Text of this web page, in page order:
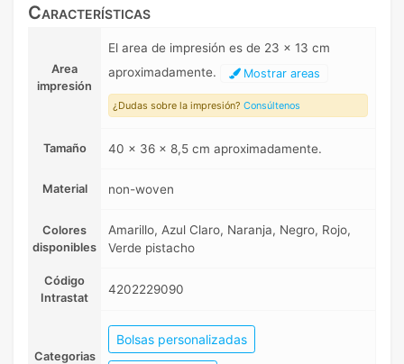
Características
Area
impresión
El area de impresión es de 23 x 13 cm
aproximadamente.
Mostrar areas
¿Dudas sobre la impresión? Consúltenos
Tamaño 40 x 36 x 8,5 cm aproximadamente.
Material non-woven
Colores
disponibles
Amarillo, Azul Claro, Naranja, Negro, Rojo,
Verde pistacho
Código
Intrastat
4202229090
Categorias
Bolsas personalizadas